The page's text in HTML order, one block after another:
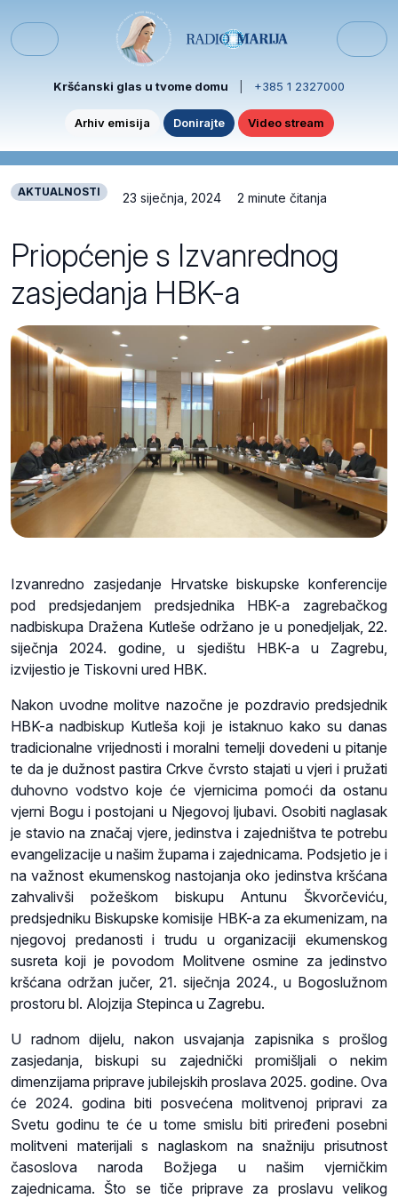
Menu
Kršćanski glas u tvome domu +385 1 2327000
Arhiv emisija Donirajte Video stream
AKTUALNOSTI 23 siječnja, 2024 2 minute čitanja
Priopćenje s Izvanrednog
zasjedanja HBK-a
Izvanredno zasjedanje Hrvatske biskupske konferencije
pod predsjedanjem predsjednika HBK-a zagrebačkog
nadbiskupa Dražena Kutleše održano je u ponedjeljak, 22.
siječnja 2024. godine, u sjedištu HBK-a u Zagrebu,
izvijestio je Tiskovni ured HBK.
Nakon uvodne molitve nazočne je pozdravio predsjednik
HBK-a nadbiskup Kutleša koji je istaknuo kako su danas
tradicionalne vrijednosti i moralni temelji dovedeni u pitanje
te da je dužnost pastira Crkve čvrsto stajati u vjeri i pružati
duhovno vodstvo koje će vjernicima pomoći da ostanu
vjerni Bogu i postojani u Njegovoj ljubavi. Osobiti naglasak
je stavio na značaj vjere, jedinstva i zajedništva te potrebu
evangelizacije u našim župama i zajednicama. Podsjetio je i
na važnost ekumenskog nastojanja oko jedinstva kršćana
zahvalivši požeškom biskupu Antunu Škvorčeviću,
predsjedniku Biskupske komisije HBK-a za ekumenizam, na
njegovoj predanosti i trudu u organizaciji ekumenskog
susreta koji je povodom Molitvene osmine za jedinstvo
kršćana održan jučer, 21. siječnja 2024., u Bogoslužnom
prostoru bl. Alojzija Stepinca u Zagrebu.
U radnom dijelu, nakon usvajanja zapisnika s prošlog
zasjedanja, biskupi su zajednički promišljali o nekim
dimenzijama priprave jubilejskih proslava 2025. godine. Ova
će 2024. godina biti posvećena molitvenoj pripravi za
Svetu godinu te će u tome smislu biti priređeni posebni
molitveni materijali s naglaskom na snažniju prisutnost
časoslova naroda Božjega u našim vjerničkim
zajednicama. Što se tiče priprave za proslavu velikog